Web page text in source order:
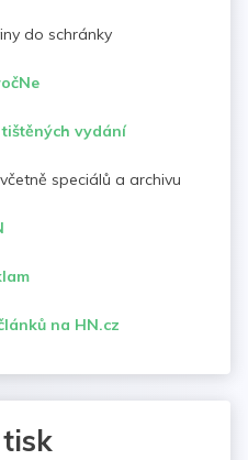
do schránky
vydání
speciálů a archivu
na HN.cz